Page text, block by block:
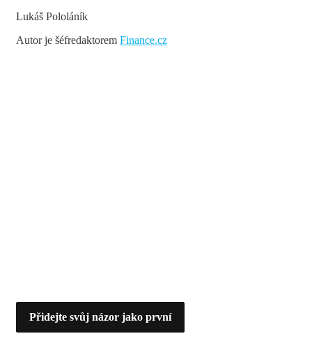
Lukáš Pololáník
Autor je šéfredaktorem Finance.cz
Přidejte svůj názor jako první